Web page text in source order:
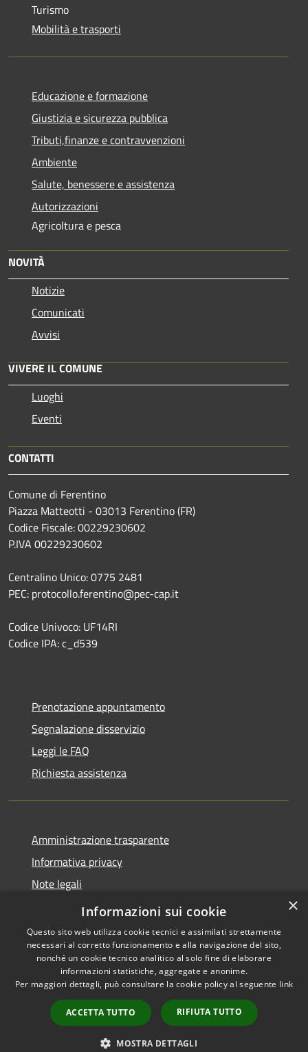
Turismo
Mobilità e trasporti
Educazione e formazione
Giustizia e sicurezza pubblica
Tributi,finanze e contravvenzioni
Ambiente
Salute, benessere e assistenza
Autorizzazioni
Agricoltura e pesca
NOVITÀ
Notizie
Comunicati
Avvisi
VIVERE IL COMUNE
Luoghi
Eventi
CONTATTI
Comune di Ferentino
Piazza Matteotti - 03013 Ferentino (FR)
Codice Fiscale: 00229230602
P.IVA 00229230602
Centralino Unico: 0775 2481
PEC: protocollo.ferentino@pec-cap.it
Codice Univoco: UF14RI
Codice IPA: c_d539
Prenotazione appuntamento
Segnalazione disservizio
Leggi le FAQ
Richiesta assistenza
Amministrazione trasparente
Informativa privacy
Note legali
Dichiarazione di accessibilità
Accessibilità
Copyright © 2026 • Comune di
Ferentino • Powered by
Municipium•
Accesso
redazione
×
Informazioni sui cookie
Questo sito web utilizza cookie tecnici e assimilati strettamente
necessari al corretto funzionamento e alla navigazione del sito,
nonché un cookie tecnico analitico al solo fine di elaborare
informazioni statistiche, aggregate e anonime.
Per maggiori dettagli, può consultare la cookie policy al seguente link
ACCETTA TUTTO RIFIUTA TUTTO
MOSTRA DETTAGLI